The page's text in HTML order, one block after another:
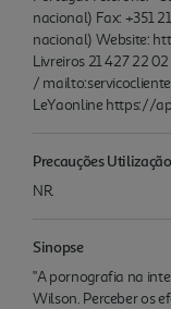
nacional) Fax: +351
nacional) Website:
Livreiros 21 427 22
/
LeYaonline https://
Precauções Utilização
NR.
Sinopse
"A pornografia na
Wilson. Perceber os